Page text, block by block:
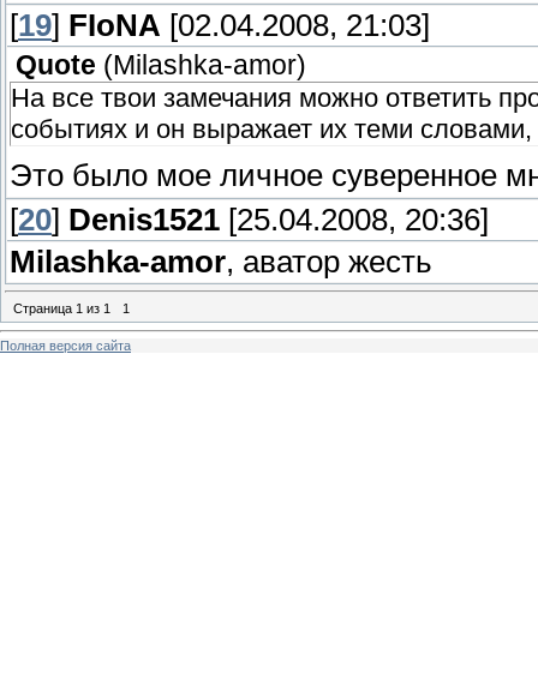
[19] FIoNA [02.04.2008, 21:03]
Quote (Milashka-amor)
На все твои замечания можно ответить
событиях и он выражает их теми
Это было мое личное суверенное
[20] Denis1521 [25.04.2008, 20:36]
Milashka-amor, аватор жесть
Страница 1 из 1 1
Полная версия сайта